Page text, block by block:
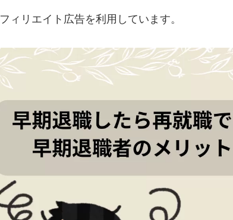
ィリエイト広告を利用しています。